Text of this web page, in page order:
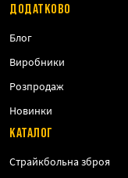
ДОДАТКОВО
Блог
Виробники
Розпродаж
Новинки
КАТАЛОГ
Страйкбольна зброя